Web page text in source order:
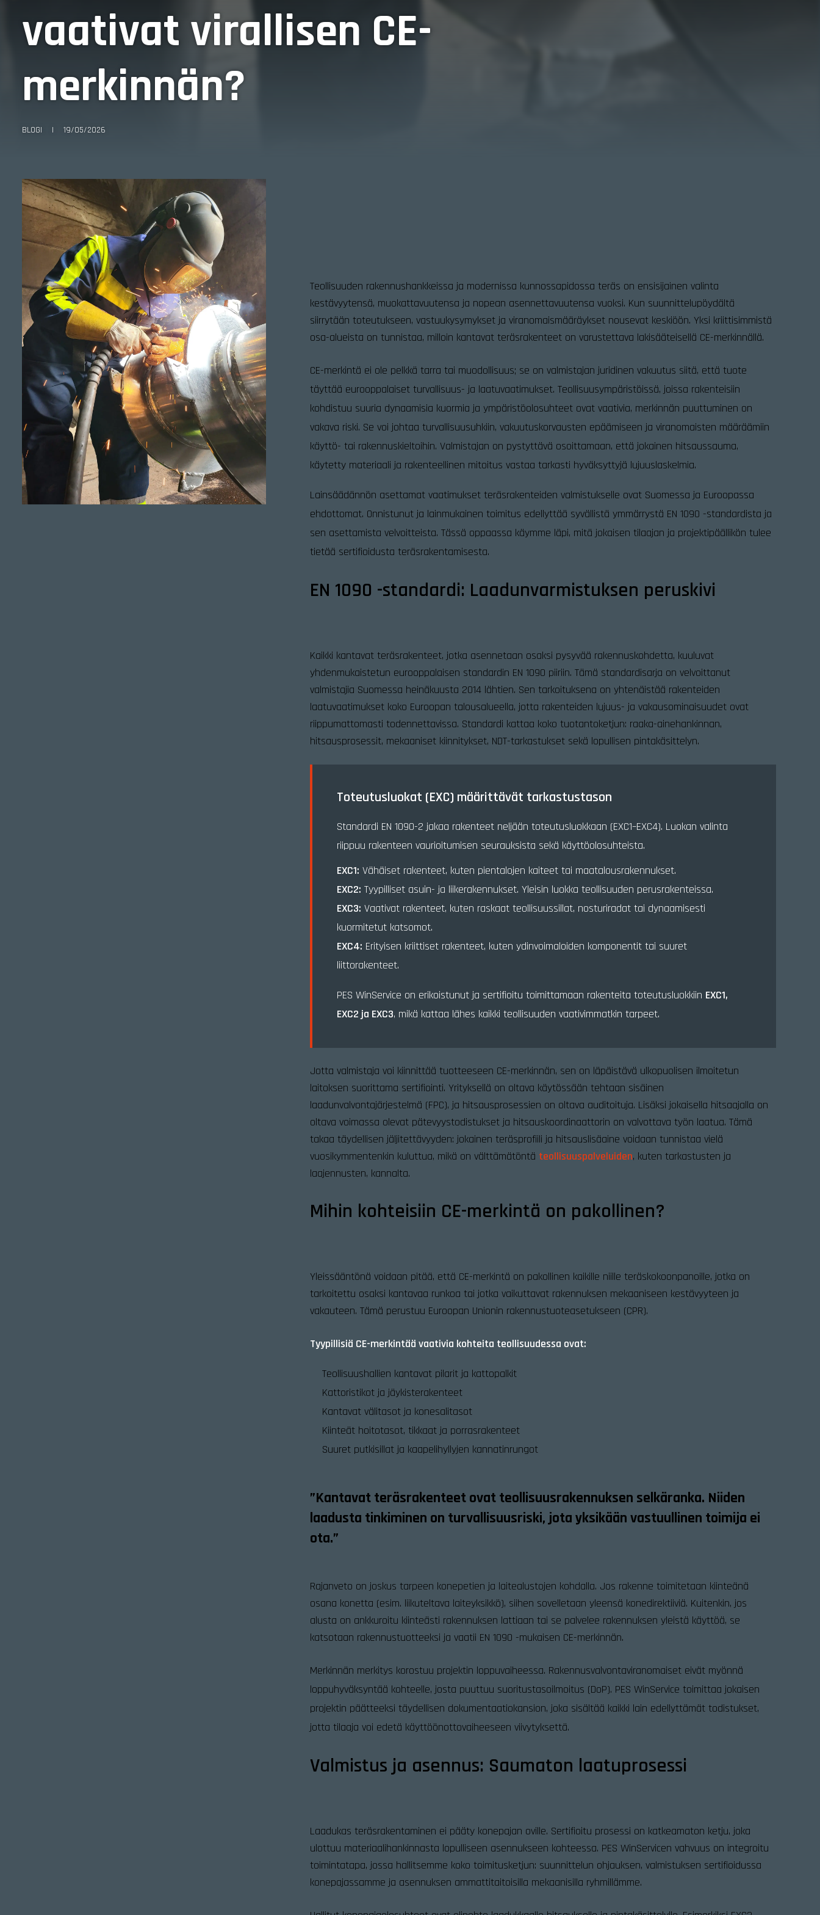
vaativat virallisen CE-
merkinnän?
BLOGI | 19/05/2026
Teollisuuden rakennushankkeissa ja modernissa kunnossapidossa teräs on ensisijainen valinta
kestävyytensä, muokattavuutensa ja nopean asennettavuutensa vuoksi. Kun suunnittelupöydältä
siirrytään toteutukseen, vastuukysymykset ja viranomaismääräykset nousevat keskiöön. Yksi kriittisimmistä
osa-alueista on tunnistaa, milloin kantavat teräsrakenteet on varustettava lakisääteisellä CE-merkinnällä.
CE-merkintä ei ole pelkkä tarra tai muodollisuus; se on valmistajan juridinen vakuutus siitä, että tuote
täyttää eurooppalaiset turvallisuus- ja laatuvaatimukset. Teollisuusympäristöissä, joissa rakenteisiin
kohdistuu suuria dynaamisia kuormia ja ympäristöolosuhteet ovat vaativia, merkinnän puuttuminen on
vakava riski. Se voi johtaa turvallisuusuhkiin, vakuutuskorvausten epäämiseen ja viranomaisten määräämiin
käyttö- tai rakennuskieltoihin. Valmistajan on pystyttävä osoittamaan, että jokainen hitsaussauma,
käytetty materiaali ja rakenteellinen mitoitus vastaa tarkasti hyväksyttyjä lujuuslaskelmia.
Lainsäädännön asettamat vaatimukset teräsrakenteiden valmistukselle ovat Suomessa ja Euroopassa
ehdottomat. Onnistunut ja lainmukainen toimitus edellyttää syvällistä ymmärrystä EN 1090 -standardista ja
sen asettamista velvoitteista. Tässä oppaassa käymme läpi, mitä jokaisen tilaajan ja projektipäällikön tulee
tietää sertifioidusta teräsrakentamisesta.
EN 1090 -standardi: Laadunvarmistuksen peruskivi
Kaikki kantavat teräsrakenteet, jotka asennetaan osaksi pysyvää rakennuskohdetta, kuuluvat
yhdenmukaistetun eurooppalaisen standardin EN 1090 piiriin. Tämä standardisarja on velvoittanut
valmistajia Suomessa heinäkuusta 2014 lähtien. Sen tarkoituksena on yhtenäistää rakenteiden
laatuvaatimukset koko Euroopan talousalueella, jotta rakenteiden lujuus- ja vakausominaisuudet ovat
riippumattomasti todennettavissa. Standardi kattaa koko tuotantoketjun: raaka-ainehankinnan,
hitsausprosessit, mekaaniset kiinnitykset, NDT-tarkastukset sekä lopullisen pintakäsittelyn.
Toteutusluokat (EXC) määrittävät tarkastustason
Standardi EN 1090-2 jakaa rakenteet neljään toteutusluokkaan (EXC1–EXC4). Luokan valinta
riippuu rakenteen vaurioitumisen seurauksista sekä käyttöolosuhteista.
EXC1: Vähäiset rakenteet, kuten pientalojen kaiteet tai maatalousrakennukset.
EXC2: Tyypilliset asuin- ja liikerakennukset. Yleisin luokka teollisuuden perusrakenteissa.
EXC3: Vaativat rakenteet, kuten raskaat teollisuussillat, nosturiradat tai dynaamisesti
kuormitetut katsomot.
EXC4: Erityisen kriittiset rakenteet, kuten ydinvoimaloiden komponentit tai suuret
liittorakenteet.
PES WinService on erikoistunut ja sertifioitu toimittamaan rakenteita toteutusluokkiin EXC1,
EXC2 ja EXC3, mikä kattaa lähes kaikki teollisuuden vaativimmatkin tarpeet.
Jotta valmistaja voi kiinnittää tuotteeseen CE-merkinnän, sen on läpäistävä ulkopuolisen ilmoitetun
laitoksen suorittama sertifiointi. Yrityksellä on oltava käytössään tehtaan sisäinen
laadunvalvontajärjestelmä (FPC), ja hitsausprosessien on oltava auditoituja. Lisäksi jokaisella hitsaajalla on
oltava voimassa olevat pätevyystodistukset ja hitsauskoordinaattorin on valvottava työn laatua. Tämä
takaa täydellisen jäljitettävyyden: jokainen teräsprofiili ja hitsauslisäaine voidaan tunnistaa vielä
vuosikymmentenkin kuluttua, mikä on välttämätöntä teollisuuspalveluiden, kuten tarkastusten ja
laajennusten, kannalta.
Mihin kohteisiin CE-merkintä on pakollinen?
Yleissääntönä voidaan pitää, että CE-merkintä on pakollinen kaikille niille teräskokoonpanoille, jotka on
tarkoitettu osaksi kantavaa runkoa tai jotka vaikuttavat rakennuksen mekaaniseen kestävyyteen ja
vakauteen. Tämä perustuu Euroopan Unionin rakennustuoteasetukseen (CPR).
Tyypillisiä CE-merkintää vaativia kohteita teollisuudessa ovat:
Teollisuushallien kantavat pilarit ja kattopalkit
Kattoristikot ja jäykisterakenteet
Kantavat välitasot ja konesalitasot
Kiinteät hoitotasot, tikkaat ja porrasrakenteet
Suuret putkisillat ja kaapelihyllyjen kannatinrungot
”Kantavat teräsrakenteet ovat teollisuusrakennuksen selkäranka. Niiden
laadusta tinkiminen on turvallisuusriski, jota yksikään vastuullinen toimija ei
ota.”
Rajanveto on joskus tarpeen konepetien ja laitealustojen kohdalla. Jos rakenne toimitetaan kiinteänä
osana konetta (esim. liikuteltava laiteyksikkö), siihen sovelletaan yleensä konedirektiiviä. Kuitenkin, jos
alusta on ankkuroitu kiinteästi rakennuksen lattiaan tai se palvelee rakennuksen yleistä käyttöä, se
katsotaan rakennustuotteeksi ja vaatii EN 1090 -mukaisen CE-merkinnän.
Merkinnän merkitys korostuu projektin loppuvaiheessa. Rakennusvalvontaviranomaiset eivät myönnä
loppuhyväksyntää kohteelle, josta puuttuu suoritustasoilmoitus (DoP). PES WinService toimittaa jokaisen
projektin päätteeksi täydellisen dokumentaatiokansion, joka sisältää kaikki lain edellyttämät todistukset,
jotta tilaaja voi edetä käyttöönottovaiheeseen viivytyksettä.
Valmistus ja asennus: Saumaton laatuprosessi
Laadukas teräsrakentaminen ei pääty konepajan oville. Sertifioitu prosessi on katkeamaton ketju, joka
ulottuu materiaalihankinnasta lopulliseen asennukseen kohteessa. PES WinServicen vahvuus on integroitu
toimintatapa, jossa hallitsemme koko toimitusketjun: suunnittelun ohjauksen, valmistuksen sertifioidussa
konepajassamme ja asennuksen ammattitaitoisilla mekaanisilla ryhmillämme.